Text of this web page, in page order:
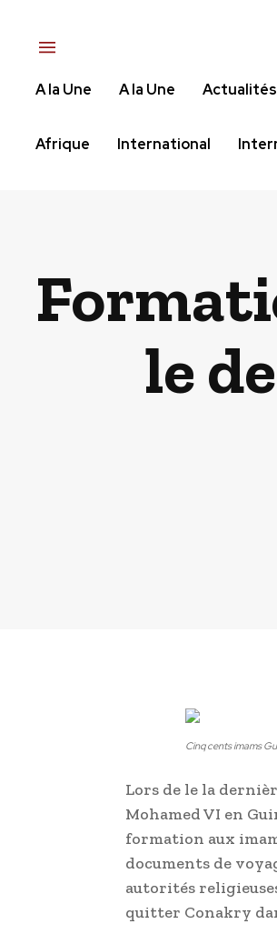
A la Une A la Une Actualités
Afrique International
le
Cinq cents imams
Lors de le la
Mohamed VI en
formation aux
documents de
autorités
quitter Conakry